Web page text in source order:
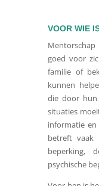
VOOR WIE
goed voor
familie of
kunnen
die door hun
situaties
informatie en
betreft vaak
beperking,
psychische